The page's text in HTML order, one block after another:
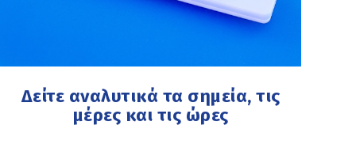
Δείτε αναλυτικά τα σημεία, τις
μέρες και τις ώρες